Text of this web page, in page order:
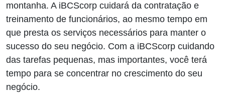
montanha. A iBCScorp cuidará da contratação e
treinamento de funcionários, ao mesmo tempo em
que presta os serviços necessários para manter o
sucesso do seu negócio. Com a iBCScorp cuidando
das tarefas pequenas, mas importantes, você terá
tempo para se concentrar no crescimento do seu
negócio.